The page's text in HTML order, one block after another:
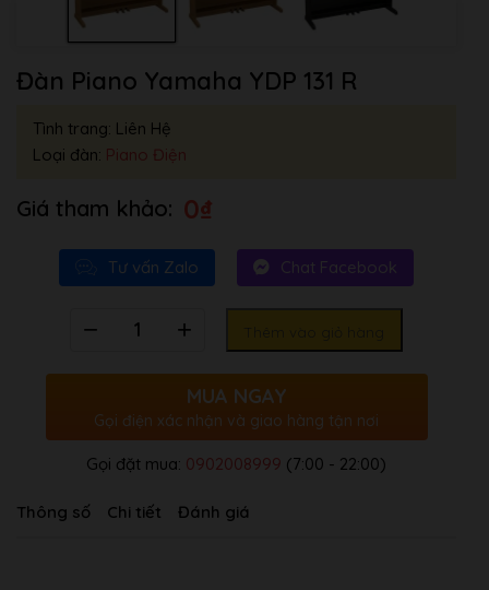
Đàn Piano Yamaha YDP 131 R
Tình trang: Liên Hệ
Loại đàn: Piano Điện
0₫
Tư vấn Zalo Chat Facebook
MUA NGAY
Gọi điện xác nhận và giao hàng tận nơi
Gọi đặt mua: 0902008999 (7:00 - 22:00)
Thông số Chi tiết Đánh giá